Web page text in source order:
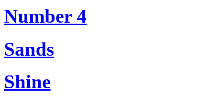
Number 4
Sands
Shine